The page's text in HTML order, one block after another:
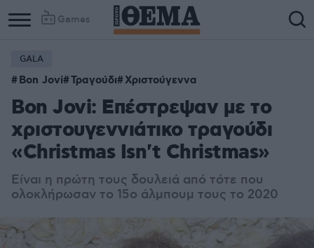
Games
GALA
Bon Jovi Τραγούδι Χριστούγεννα
Bon Jovi: Επέστρεψαν με το
χριστουγεννιάτικο τραγούδι
«Christmas Isn't Christmas»
Eίναι η πρώτη τους δουλειά από τότε που
ολοκλήρωσαν το 15ο άλμπουμ τους τo 2020